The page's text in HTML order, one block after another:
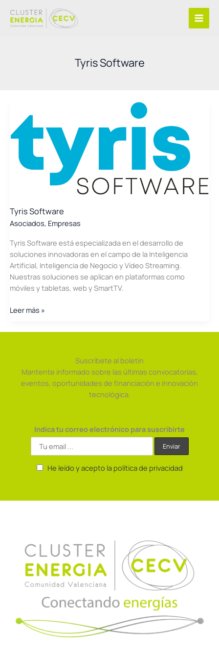
contenido
Tyris Software
Tyris Software
Asociados, Empresas
Tyris Software está especializada en el desarrollo de
soluciones innovadoras en el campo de la Inteligencia
Artificial, Inteligencia de Negocio y Vídeo Streaming.
Nuestras soluciones se aplican en plataformas como
móviles y tabletas, web y SmartTV.
Tyris
Leer más »
Suscríbete al boletín
Mantente informado sobre las últimas convocatorias,
eventos, oportunidades de financiación e innovación
tecnológica.
Indica tu correo electrónico para suscribirte
He leído y acepto la política de privacidad